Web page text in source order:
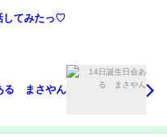
してみたっ♡
る まさやん